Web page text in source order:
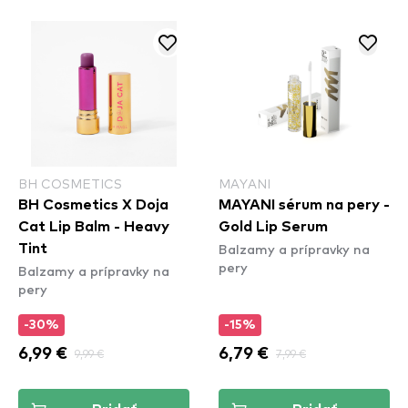
BH COSMETICS
BH Cosmetics X Doja
Cat Lip Balm - Heavy
Tint
Balzamy a prípravky na
pery
-30%
6,99 € 9,99 €
MAYANI
MAYANI sérum na pery -
Gold Lip Serum
Balzamy a prípravky na
pery
-15%
6,79 € 7,99 €